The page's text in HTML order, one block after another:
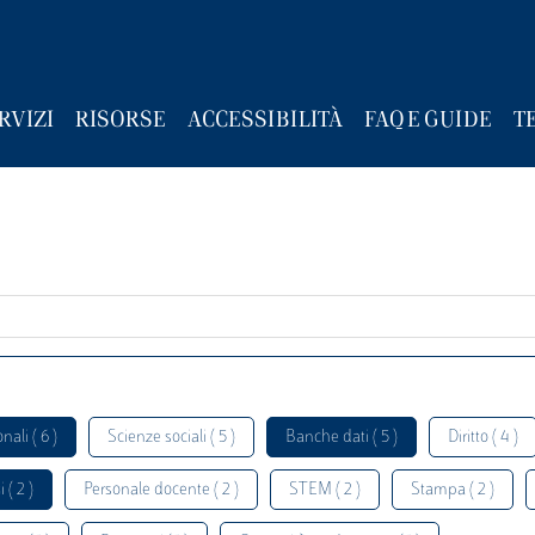
RISORSE ACCESSIBILITÀ FAQ E GUIDE
( 6 ) Scienze sociali ( 5 ) Banche dati ( 5 ) Diritto ( 4 )
( 2 ) Personale docente ( 2 ) STEM ( 2 ) Stampa ( 2 )